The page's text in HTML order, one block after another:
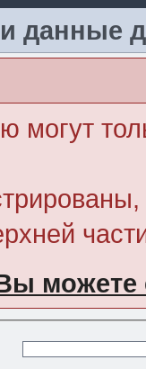
данные
могут
можете